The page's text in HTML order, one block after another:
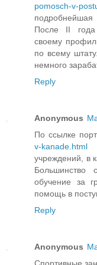
pomosch-v-
После II года
своему
по всему
немного
Reply
Anonymous
По ссылке
v-kanade.html
учреждений, в
Большинство
обучение за
помощь в
Reply
Anonymous
Спортивные